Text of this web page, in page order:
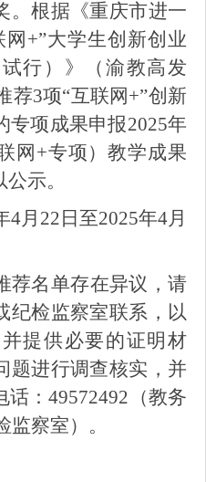
。根据《重庆市进一
网 +”大学生创新创业
行）》（渝教高发
荐3项“互联网+”创新
专项成果申报2025年
网 +专项）教学成果
示。
4月 22 日至2025年4月
荐名单存在异议，请
纪检监察室联系，以
提供必要的证明材
题进行调查核实，并
话：49572492 （教务
监察室）。